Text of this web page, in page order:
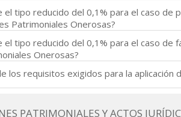
tipo reducido del 0,1% para el caso de
Patrimoniales Onerosas?
tipo reducido del 0,1% para el caso de
Onerosas?
los requisitos exigidos para la aplicación
PATRIMONIALES Y ACTOS